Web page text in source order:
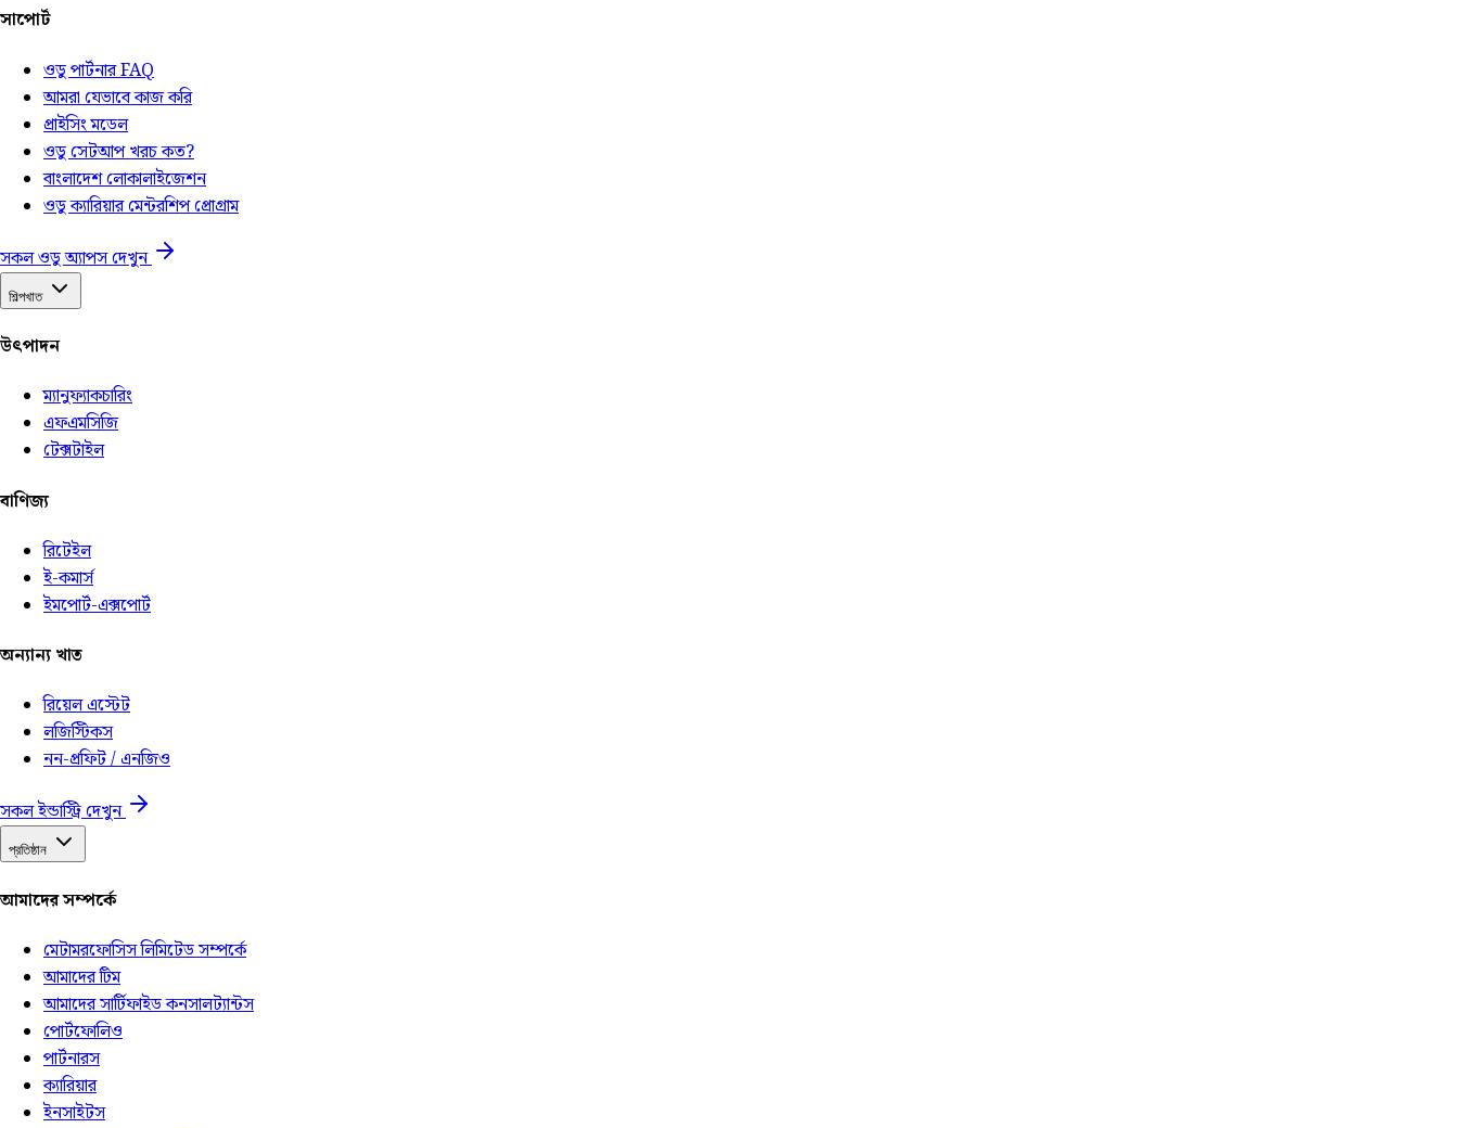
সাপোর্ট
ওডু পার্টনার FAQ
আমরা যেভাবে কাজ করি
প্রাইসিং মডেল
ওডু সেটআপ খরচ কত?
বাংলাদেশ লোকালাইজেশন
ওডু ক্যারিয়ার মেন্টরশিপ প্রোগ্রাম
সকল ওডু অ্যাপস দেখুন
শিল্পখাত
উৎপাদন
ম্যানুফ্যাকচারিং
এফএমসিজি
টেক্সটাইল
বাণিজ্য
রিটেইল
ই-কমার্স
ইমপোর্ট-এক্সপোর্ট
অন্যান্য খাত
রিয়েল এস্টেট
লজিস্টিকস
নন-প্রফিট / এনজিও
সকল ইন্ডাস্ট্রি দেখুন
প্রতিষ্ঠান
আমাদের সম্পর্কে
মেটামরফোসিস লিমিটেড সম্পর্কে
আমাদের টিম
আমাদের সার্টিফাইড কনসালট্যান্টস
পোর্টফোলিও
পার্টনারস
ক্যারিয়ার
ইনসাইটস